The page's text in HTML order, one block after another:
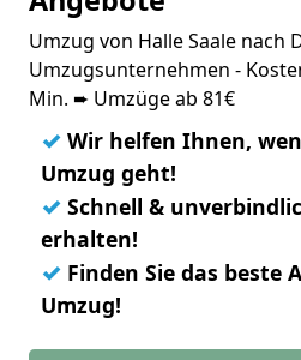
Umzug von Halle Saale nach
Umzugsunternehmen -
Min. ➨ Umzüge ab 81€
✓ Wir helfen Ihnen,
Umzug geht!
✓ Schnell &
erhalten!
✓ Finden Sie das beste
Umzug!